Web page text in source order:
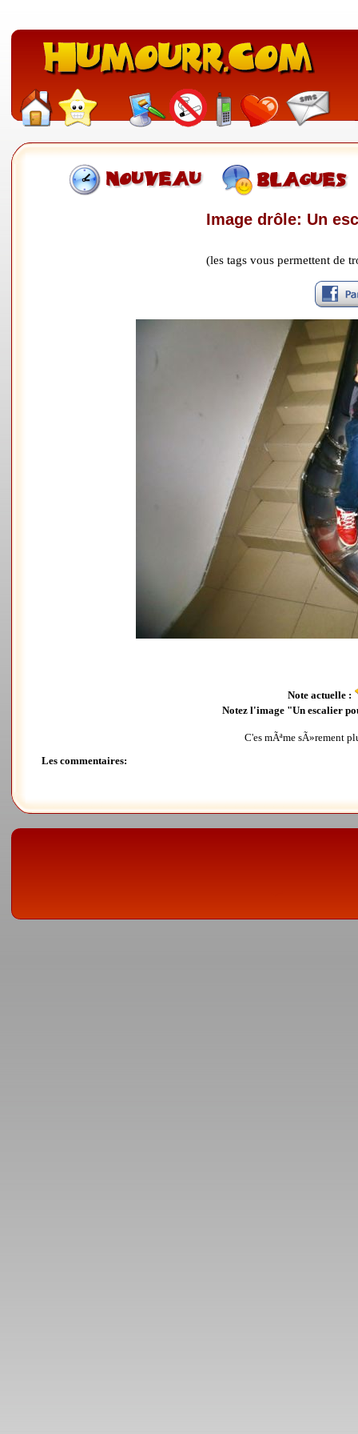
Image drôle: Un
(les tags vous permettent de
Note actuelle :
Notez l'image "Un escalier
C'es mÃªme sÃ»rement
Les commentaires: